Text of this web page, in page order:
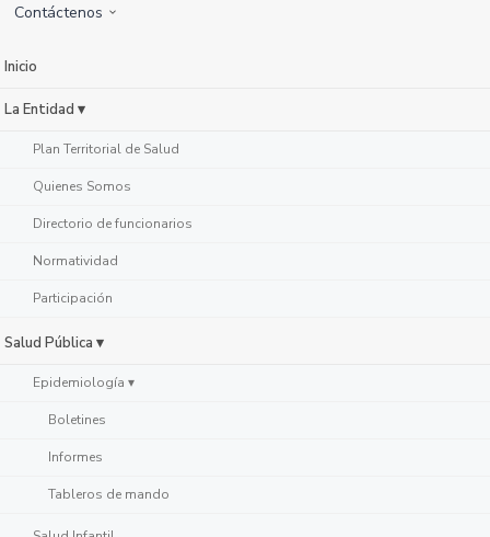
Contáctenos
Inicio
La Entidad ▾
Plan Territorial de Salud
Quienes Somos
Directorio de funcionarios
Normatividad
Participación
Salud Pública ▾
Epidemiología ▾
Boletines
Informes
Tableros de mando